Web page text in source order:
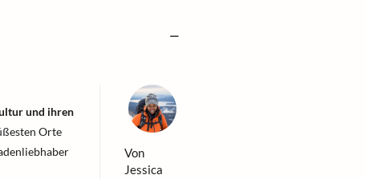
und ihren
Orte
Von
Jessica